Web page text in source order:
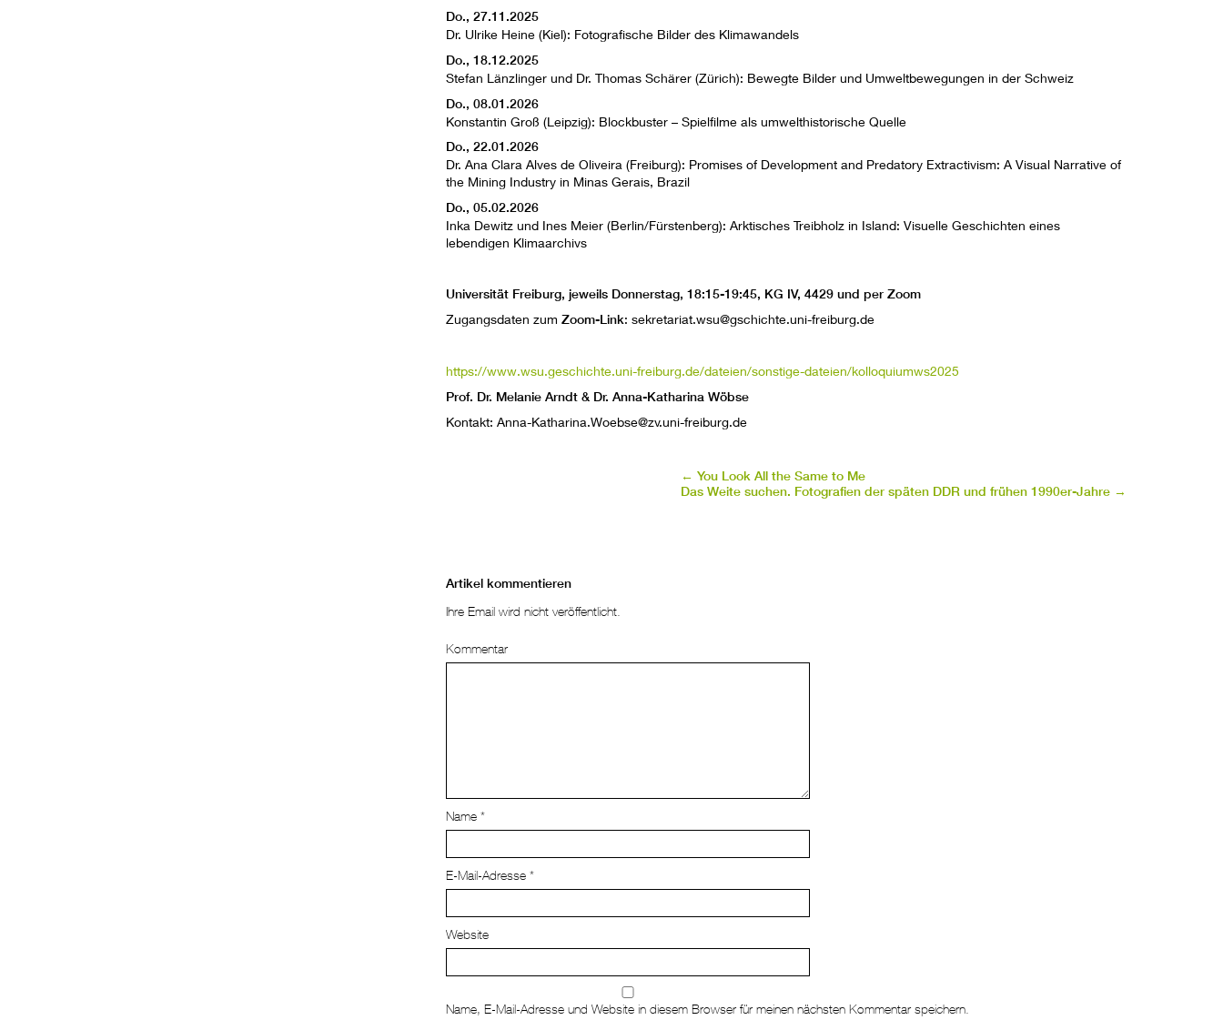
Do., 27.11.2025
Dr. Ulrike Heine (Kiel): Fotografische Bilder des Klimawandels
Do., 18.12.2025
Stefan Länzlinger und Dr. Thomas Schärer (Zürich): Bewegte Bilder und Umweltbewegungen in der Schweiz
Do., 08.01.2026
Konstantin Groß (Leipzig): Blockbuster – Spielfilme als umwelthistorische Quelle
Do., 22.01.2026
Dr. Ana Clara Alves de Oliveira (Freiburg): Promises of Development and Predatory Extractivism: A Visual Narrative of
the Mining Industry in Minas Gerais, Brazil
Do., 05.02.2026
Inka Dewitz und Ines Meier (Berlin/Fürstenberg): Arktisches Treibholz in Island: Visuelle Geschichten eines
lebendigen Klimaarchivs
Universität Freiburg, jeweils Donnerstag, 18:15-19:45, KG IV, 4429 und per Zoom
Zugangsdaten zumZoom-Link: sekretariat.wsu@gschichte.uni-freiburg.de
https://www.wsu.geschichte.uni-freiburg.de/dateien/sonstige-dateien/kolloquiumws2025
Prof. Dr. Melanie Arndt & Dr. Anna-Katharina Wöbse
Kontakt: Anna-Katharina.Woebse@zv.uni-freiburg.de
← You Look All the Same to Me
Das Weite suchen. Fotografien der späten DDR und frühen 1990er-Jahre →
Artikel kommentieren
Ihre Email wird nicht veröffentlicht.
Kommentar
Name*
E-Mail-Adresse*
Website
Name, E-Mail-Adresse und Website in diesem Browser für meinen nächsten Kommentar speichern.